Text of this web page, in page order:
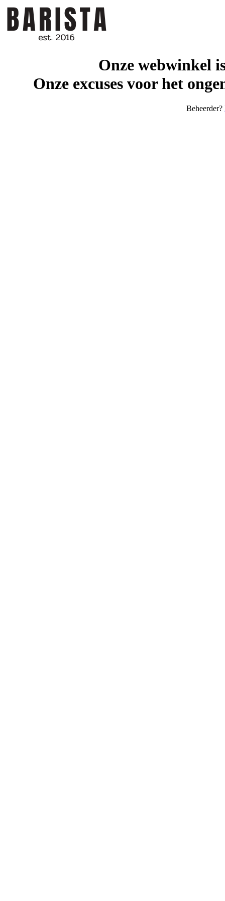
Onze webwinkel
Onze excuses voor het
Beheerder?